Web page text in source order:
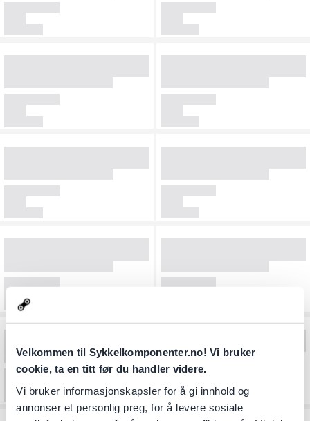
Velkommen til Sykkelkomponenter.no! Vi bruker
cookie, ta en titt før du handler videre.
Vi bruker informasjonskapsler for å gi innhold og
annonser et personlig preg, for å levere sosiale